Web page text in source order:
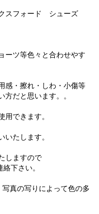
スフォード シューズ
ーツ等色々と合わせやす
感・擦れ・しわ・小傷等
方だと思います。。
用できます。
いたします。
しますので
下さい。
真の写りによって色の多